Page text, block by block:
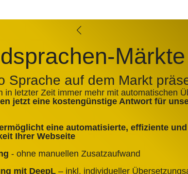
Sprache auf dem Markt
in letzter Zeit immer mehr mit automatischen
jetzt eine kostengünstige Antwort für
eine automatisierte, effiziente
Ihrer Webseite
- ohne manuellen Zusatzaufwand
mit DeepL– inkl. individueller